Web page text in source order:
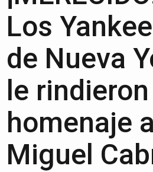
Los
de Nueva
le rindieron
homenaje a
Miguel